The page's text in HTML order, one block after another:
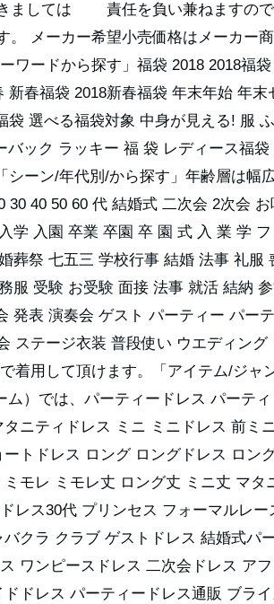
きましては 責任を負い兼ねます
。 メーカー希望小売価格はメーカー
ワードから探す」福袋 2018 2018福
新春福袋 2018新春福袋 年末年始 年末
袋 選べる福袋対象 中身が見える! 服
バック ラッキー 福 袋 レディース福袋
シーン/年代別/から探す」年齢層は幅
30 40 50 60 代 結婚式 二次会 2次会
学 入園 卒業 卒園 卒 園 式 入 業 学
葬祭 七五三 学校行事 結婚 法事 礼服
服 受験 お受験 面接 法事 就活 結納
発表 演奏会 ゲスト パーティー パー
ステージ衣装 普段使い ウエディング
着用して頂けます。「アイテム/ジャ
ム）では、パーティードレス パーテ
ニティドレス ミニ ミニドレス 前ミ
トドレス ロング ロングドレス ロン
モレ ミモレ丈 ロング丈 ミニ丈 マタ
レス30代 プリンセス フォーマルレー
クラ クラブ ゲストドレス 結婚式パ
ワンピースドレス 二次会ドレス ア
ドレス パーティードレス通販 ブラ